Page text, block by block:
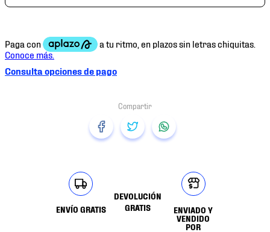
Consulta opciones de pago
ENVÍO GRATIS
DEVOLUCIÓN
GRATIS
ENVIADO Y
VENDIDO
POR